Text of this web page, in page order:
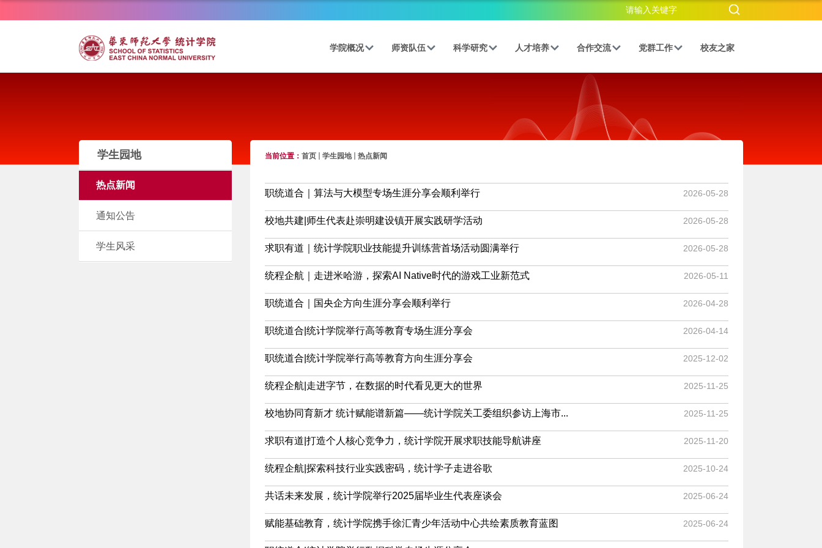
学院概况 师资队伍 科学研究 人才培养 合作交流 党群工作 校友之家
学生园地
热点新闻
通知公告
学生风采
当前位置： 首页 学生园地 热点新闻
职统道合｜算法与大模型专场生涯分享会顺利举行 2026-05-28
校地共建|师生代表赴崇明建设镇开展实践研学活动 2026-05-28
求职有道｜统计学院职业技能提升训练营首场活动圆满举行 2026-05-28
统程企航｜走进米哈游，探索AI Native时代的游戏工业新范式 2026-05-11
职统道合｜国央企方向生涯分享会顺利举行 2026-04-28
职统道合|统计学院举行高等教育专场生涯分享会 2026-04-14
职统道合|统计学院举行高等教育方向生涯分享会 2025-12-02
统程企航|走进字节，在数据的时代看见更大的世界 2025-11-25
校地协同育新才 统计赋能谱新篇——统计学院关工委组织参访上海市... 2025-11-25
求职有道|打造个人核心竞争力，统计学院开展求职技能导航讲座 2025-11-20
统程企航|探索科技行业实践密码，统计学子走进谷歌 2025-10-24
共话未来发展，统计学院举行2025届毕业生代表座谈会 2025-06-24
赋能基础教育，统计学院携手徐汇青少年活动中心共绘素质教育蓝图 2025-06-24